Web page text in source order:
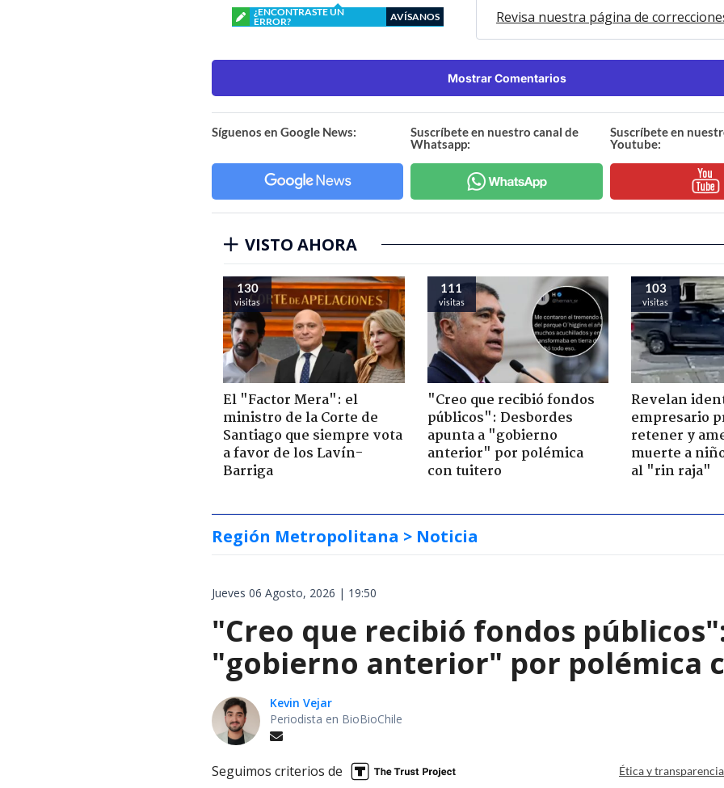
¿ENCONTRASTE UN
ERROR?
AVÍSANOS Revisa nuestra página de
Mostrar Comentarios
Síguenos en Google News:
Suscríbete en nuestro canal de
Whatsapp:
Suscríbete en
Youtube:
VISTO AHORA
130
visitas
El "Factor Mera": el
ministro de la Corte de
Santiago que siempre vota
a favor de los Lavín-
Barriga
111
visitas
"Creo que recibió fondos
públicos": Desbordes
apunta a "gobierno
anterior" por polémica
con tuitero
103
visitas
Revelan
empresario
retener y
muerte a
al "rin raja"
Región Metropolitana > Noticia
Jueves 06 Agosto, 2026 | 19:50
"Creo que recibió fondos
"gobierno anterior" por polémica
Kevin Vejar
Periodista en BioBioChile
Seguimos criterios de Ética y